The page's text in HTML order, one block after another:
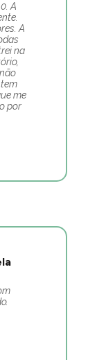
A
A
na
me
por